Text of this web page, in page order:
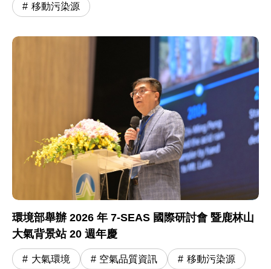
移動污染源
環境部舉辦 2026 年 7-SEAS 國際研討會 暨鹿林山
大氣背景站 20 週年慶
大氣環境 空氣品質資訊 移動污染源